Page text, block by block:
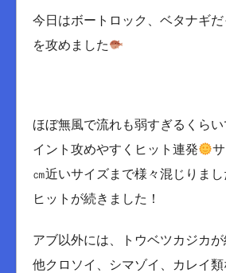
今日はボートロック、ベタナギだ
を攻めました
ほぼ無風で流れも弱すぎるくら
イント攻めやすくヒット連発
㎝近いサイズまで様々混じりまし
ヒットが続きました！
アブ以外には、トウベツカジカ
他クロソイ、シマゾイ、カレイ